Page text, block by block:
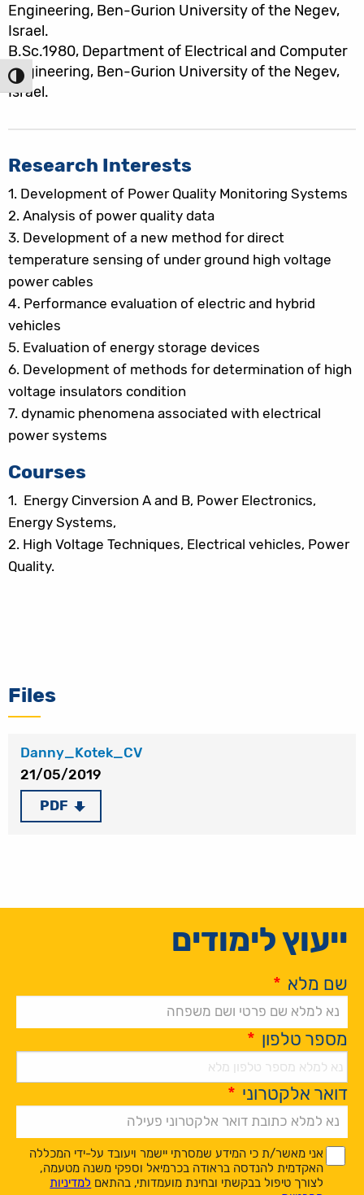
הפעל/
Engineering, Ben-Gurion University of the Negev,
Israel.
B.Sc.1980, Department of Electrical and Computer
Engineering, Ben-Gurion University of the Negev,
Israel.
Research Interests
1. Development of Power Quality Monitoring Systems
2. Analysis of power quality data
3. Development of a new method for direct
temperature sensing of under ground high voltage
power cables
4. Performance evaluation of electric and hybrid
vehicles
5. Evaluation of energy storage devices
6. Development of methods for determination of high
voltage insulators condition
7. dynamic phenomena associated with electrical
power systems
Courses
1. Energy Cinversion A and B, Power Electronics,
Energy Systems,
2. High Voltage Techniques, Electrical vehicles, Power
Quality.
Files
Danny_Kotek_CV
21/05/2019
PDF
ייעוץ לימודים
שם מלא *
מספר טלפון *
דואר אלקטרוני *
*
*
אני מאשר/ת כי המידע שמסרתי יישמר ויעובד על-ידי המכללה
האקדמית להנדסה בראודה בכרמיאל וספקי משנה מטעמה,
לצורך טיפול בבקשתי ובחינת מועמדותי, בהתאם למדיניות
Alternative: